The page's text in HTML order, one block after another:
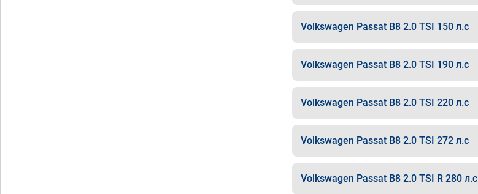
Volkswagen Passat B8 2.0 TSI 150 л.с
Volkswagen Passat B8 2.0 TSI 190 л.с
Volkswagen Passat B8 2.0 TSI 220 л.с
Volkswagen Passat B8 2.0 TSI 272 л.с
Volkswagen Passat B8 2.0 TSI R 280 л.с